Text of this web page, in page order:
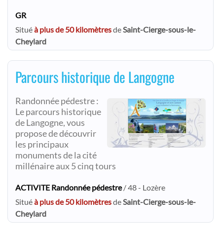
GR
Situéà plus de 50 kilomètresdeSaint-Cierge-sous-le-
Cheylard
Parcours historique de Langogne
Randonnée pédestre :
Le parcours historique
de Langogne, vous
propose de découvrir
les principaux
monuments de la cité
millénaire aux 5 cinq tours
ACTIVITE Randonnée pédestre/ 48 - Lozère
Situéà plus de 50 kilomètresdeSaint-Cierge-sous-le-
Cheylard